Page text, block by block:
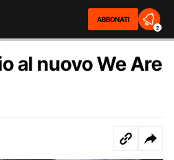
ABBONATI
2
al nuovo We Are